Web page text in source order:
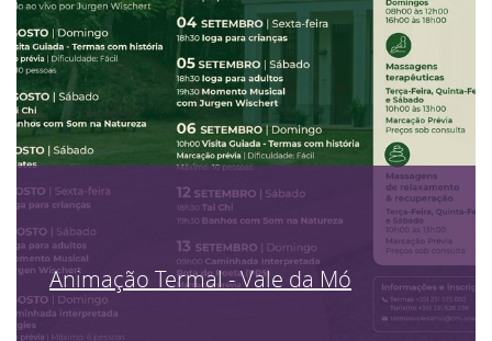
Animação Termal - Vale da Mó